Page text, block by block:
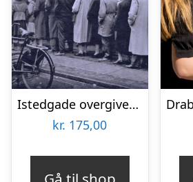
Istedgade overgiver sig aldrig med TYRA Byvandringer
kr. 175,00